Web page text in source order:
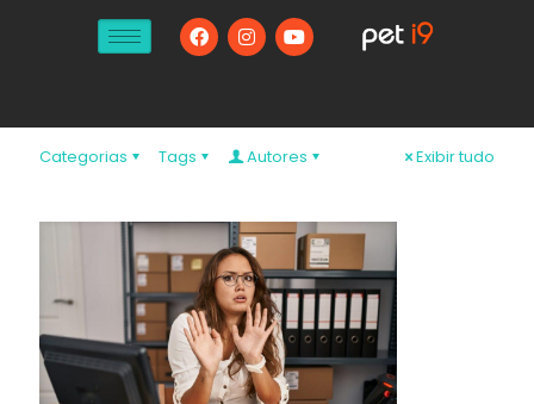
Categorias Tags Autores Exibir tudo